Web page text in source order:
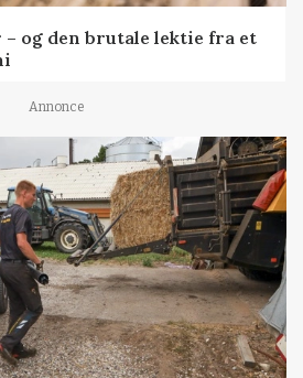
og den brutale lektie fra et
Annonce